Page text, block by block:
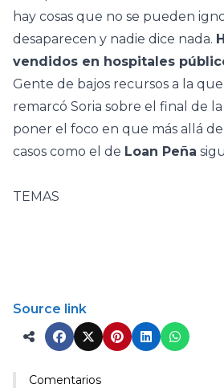
hay cosas que no se pueden
desaparecen y nadie dice nada.
vendidos en hospitales
Gente de bajos recursos a la
remarcó Soria sobre el final de
poner el foco en que más allá
casos como el de Loan Peña
TEMAS
Source link
Comentarios